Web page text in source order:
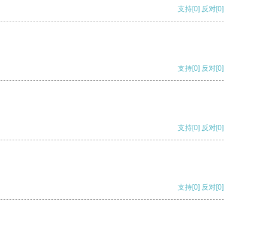
支持[0] 反对[0]
支持[0] 反对[0]
支持[0] 反对[0]
支持[0] 反对[0]